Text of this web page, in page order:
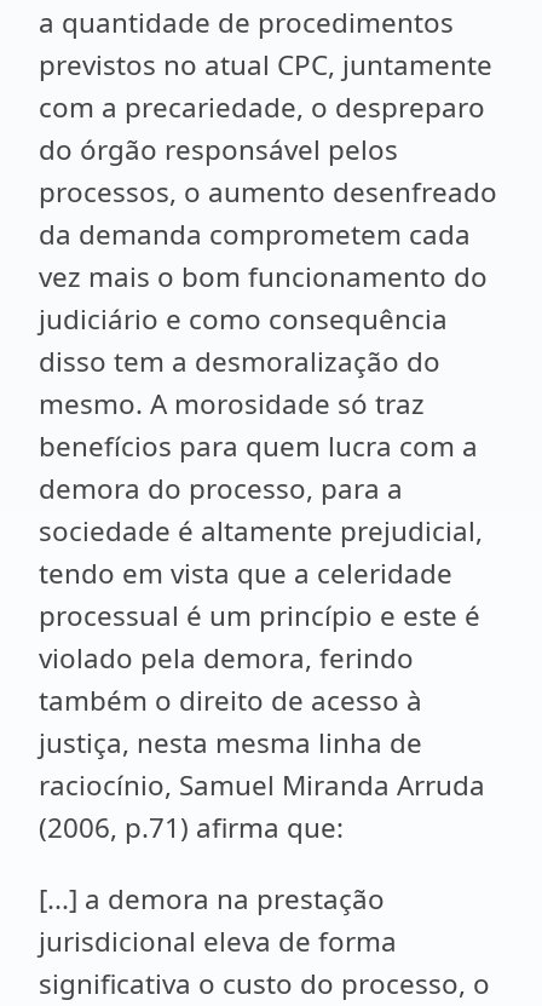
a quantidade de procedimentos
previstos no atual CPC, juntamente
com a precariedade, o despreparo
do órgão responsável pelos
processos, o aumento desenfreado
da demanda comprometem cada
vez mais o bom funcionamento do
judiciário e como consequência
disso tem a desmoralização do
mesmo. A morosidade só traz
benefícios para quem lucra com a
demora do processo, para a
sociedade é altamente prejudicial,
tendo em vista que a celeridade
processual é um princípio e este é
violado pela demora, ferindo
também o direito de acesso à
justiça, nesta mesma linha de
raciocínio, Samuel Miranda Arruda
(2006, p.71) afirma que:
[...] a demora na prestação
jurisdicional eleva de forma
significativa o custo do processo, o